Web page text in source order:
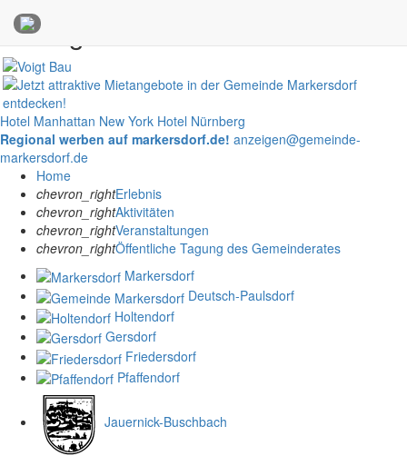
Anzeigen
Hotel Manhattan New York Hotel Nürnberg
Regional werben auf markersdorf.de! anzeigen@gemeinde-
markersdorf.de
Home
chevron_rightErlebnis
chevron_rightAktivitäten
chevron_rightVeranstaltungen
chevron_rightÖffentliche Tagung des Gemeinderates
Markersdorf
Deutsch-Paulsdorf
Holtendorf
Gersdorf
Friedersdorf
Pfaffendorf
Jauernick-Buschbach